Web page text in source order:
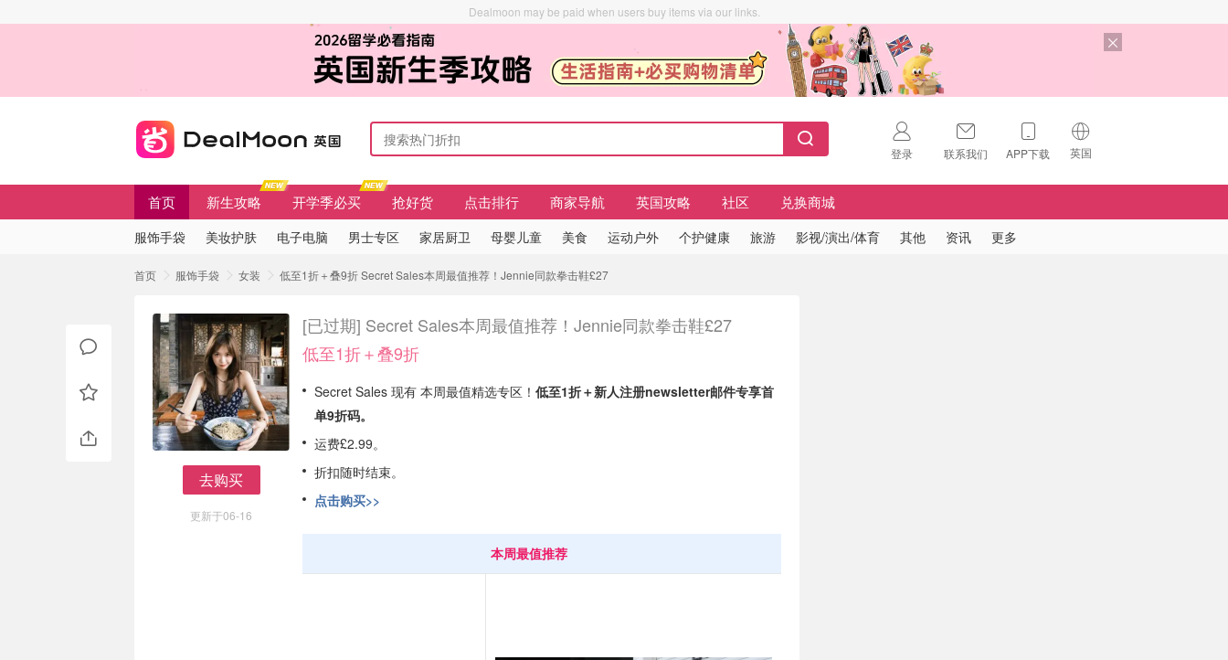
Dealmoon may be paid when users buy items via our links.
登录 联系我们 APP下载 英国
🇺🇸
🇨🇳
中国
首页 新生攻略 开学季必买 抢好货 点击排行 商家导航 英国攻略 社区 兑换商城
服饰手袋 美妆护肤 电子电脑 男士专区 家居厨卫 母婴儿童 美食 运动户外 个护健康 旅游 影视/演出/体育 其他 资讯 更多
首页 服饰手袋 女装 低至1折＋叠9折 Secret Sales本周最值推荐！Jennie同款拳击鞋£27
去购买
更新于06-16
[已过期] Secret Sales本周最值推荐！Jennie同款拳击鞋£27
低至1折＋叠9折
Secret Sales 现有 本周最值精选专区！ 低至1折＋新人注册newsletter邮件专享首
单9折码。
运费£2.99。
折扣随时结束。
点击购买>>
本周最值推荐